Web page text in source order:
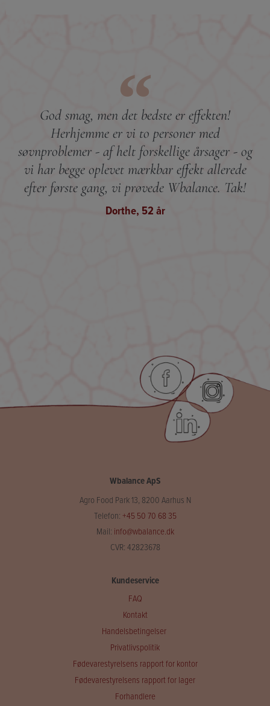
God smag, men det bedste er effekten!
Herhjemme er vi to personer med
søvnproblemer - af helt forskellige årsager - og
vi har begge oplevet mærkbar effekt allerede
efter første gang, vi prøvede Wbalance. Tak!
Dorthe, 52 år
Wbalance ApS
Agro Food Park 13, 8200 Aarhus N
Telefon: +45 50 70 68 35
Mail: info@wbalance.dk
CVR: 42823678
Kundeservice
FAQ
Kontakt
Handelsbetingelser
Privatlivspolitik
Fødevarestyrelsens rapport for kontor
Fødevarestyrelsens rapport for lager
Forhandlere